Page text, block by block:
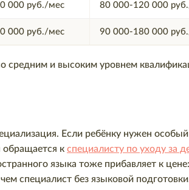
000 руб./мес 80 000-120 000
000 руб./мес 90 000-180 000
средним и высоким уровнем
Если ребёнку нужен
обращается к специалисту по уходу за
языка тоже прибавляет к цене:
специалист без языковой